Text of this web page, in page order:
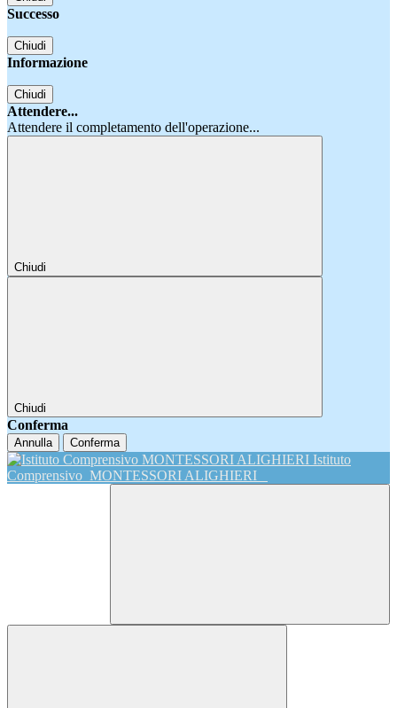
Successo
Chiudi
Informazione
Chiudi
Attendere...
Attendere il completamento dell'operazione...
Chiudi
Chiudi
Conferma
Annulla Conferma
Istituto
Comprensivo MONTESSORI ALIGHIERI